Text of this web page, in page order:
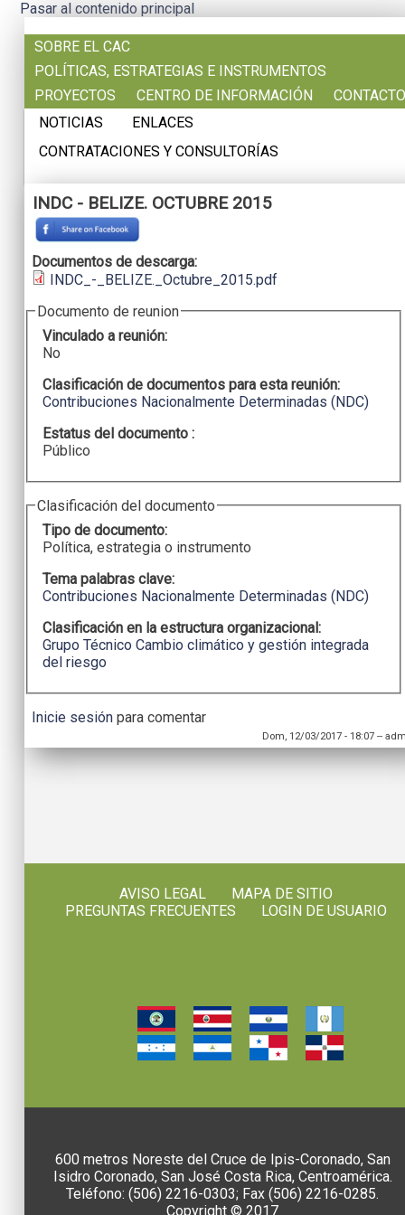
Pasar al contenido principal
SOBRE EL CAC
POLÍTICAS, ESTRATEGIAS E INSTRUMENTOS
PROYECTOS
CENTRO DE INFORMACIÓN
CONTACTO
NOTICIAS
ENLACES
CONTRATACIONES Y CONSULTORÍAS
INDC - BELIZE. OCTUBRE 2015
Documentos de descarga:
INDC_-_BELIZE._Octubre_2015.pdf
Documento de reunion
Vinculado a reunión:
No
Clasificación de documentos para esta reunión:
Contribuciones Nacionalmente Determinadas (NDC)
Estatus del documento :
Público
Clasificación del documento
Tipo de documento:
Política, estrategia o instrumento
Tema palabras clave:
Contribuciones Nacionalmente Determinadas (NDC)
Clasificación en la estructura organizacional:
Grupo Técnico Cambio climático y gestión integrada
del riesgo
Inicie sesiónpara comentar
Dom, 12/03/2017 - 18:07 --
AVISO LEGAL
MAPA DE SITIO
PREGUNTAS FRECUENTES
LOGIN DE USUARIO
600 metros Noreste del Cruce de Ipis-Coronado, San
Isidro Coronado, San José Costa Rica, Centroamérica.
Teléfono: (506) 2216-0303; Fax (506) 2216-0285.
Copyright © 2017